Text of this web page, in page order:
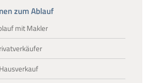
zum Ablauf
mit Makler